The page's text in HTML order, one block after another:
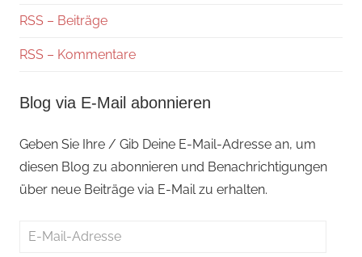
RSS – Beiträge
RSS – Kommentare
Blog via E-Mail abonnieren
Geben Sie Ihre / Gib Deine E-Mail-Adresse an, um
diesen Blog zu abonnieren und Benachrichtigungen
über neue Beiträge via E-Mail zu erhalten.
E-